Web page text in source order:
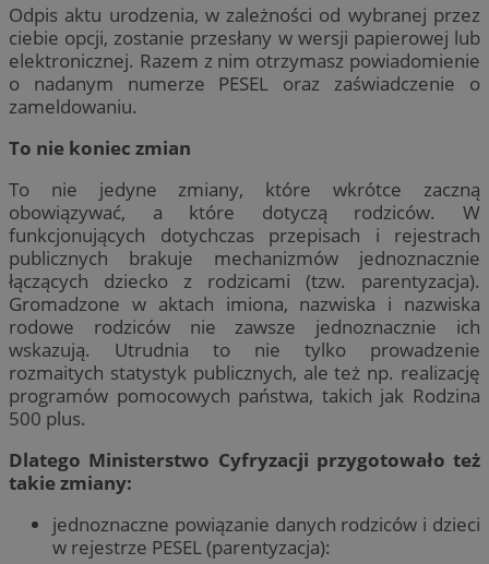
Odpis aktu urodzenia, w zależności od wybranej przez
ciebie opcji, zostanie przesłany w wersji papierowej lub
elektronicznej. Razem z nim otrzymasz powiadomienie
o nadanym numerze PESEL oraz zaświadczenie o
zameldowaniu.
To nie koniec zmian
To nie jedyne zmiany, które wkrótce zaczną
obowiązywać, a które dotyczą rodziców. W
funkcjonujących dotychczas przepisach i rejestrach
publicznych brakuje mechanizmów jednoznacznie
łączących dziecko z rodzicami (tzw. parentyzacja).
Gromadzone w aktach imiona, nazwiska i nazwiska
rodowe rodziców nie zawsze jednoznacznie ich
wskazują. Utrudnia to nie tylko prowadzenie
rozmaitych statystyk publicznych, ale też np. realizację
programów pomocowych państwa, takich jak Rodzina
500 plus.
Dlatego Ministerstwo Cyfryzacji przygotowało też
takie zmiany:
jednoznaczne powiązanie danych rodziców i dzieci
w rejestrze PESEL (parentyzacja):